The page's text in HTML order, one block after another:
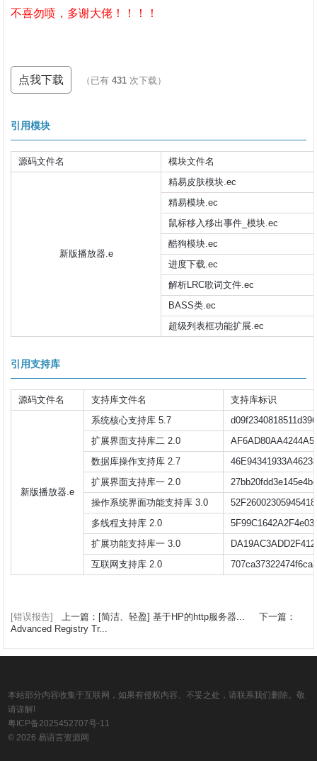
不喜勿喷，多谢大佬！！！！
点我下载 （已有431 次下载）
引用模块
源码文件名 模块文件名
新版播放器.e
精易皮肤模块.ec
精易模块.ec
鼠标移入移出事件_模块.ec
酷狗模块.ec
进度下载.ec
解析LRC歌词文件.ec
BASS类.ec
超级列表框功能扩展.ec
引用支持库
源码文件名 支持库文件名 支持库标识
新版播放器.e
系统核心支持库 5.7
扩展界面支持库二 2.0
数据库操作支持库 2.7
扩展界面支持库一 2.0
操作系统界面功能支持库 3.0
多线程支持库 2.0
扩展功能支持库一 3.0
互联网支持库 2.0
[错误报告] 上一篇：[简洁、轻盈] 基于HP的http服务器...
下一篇：
Advanced Registry Tr...
本站部分内容收集于互联网，如果有侵权内容、不妥之处，请联系我们删除。敬
请谅解!
粤ICP备2025452707号-11
© 2026 易语言资源网